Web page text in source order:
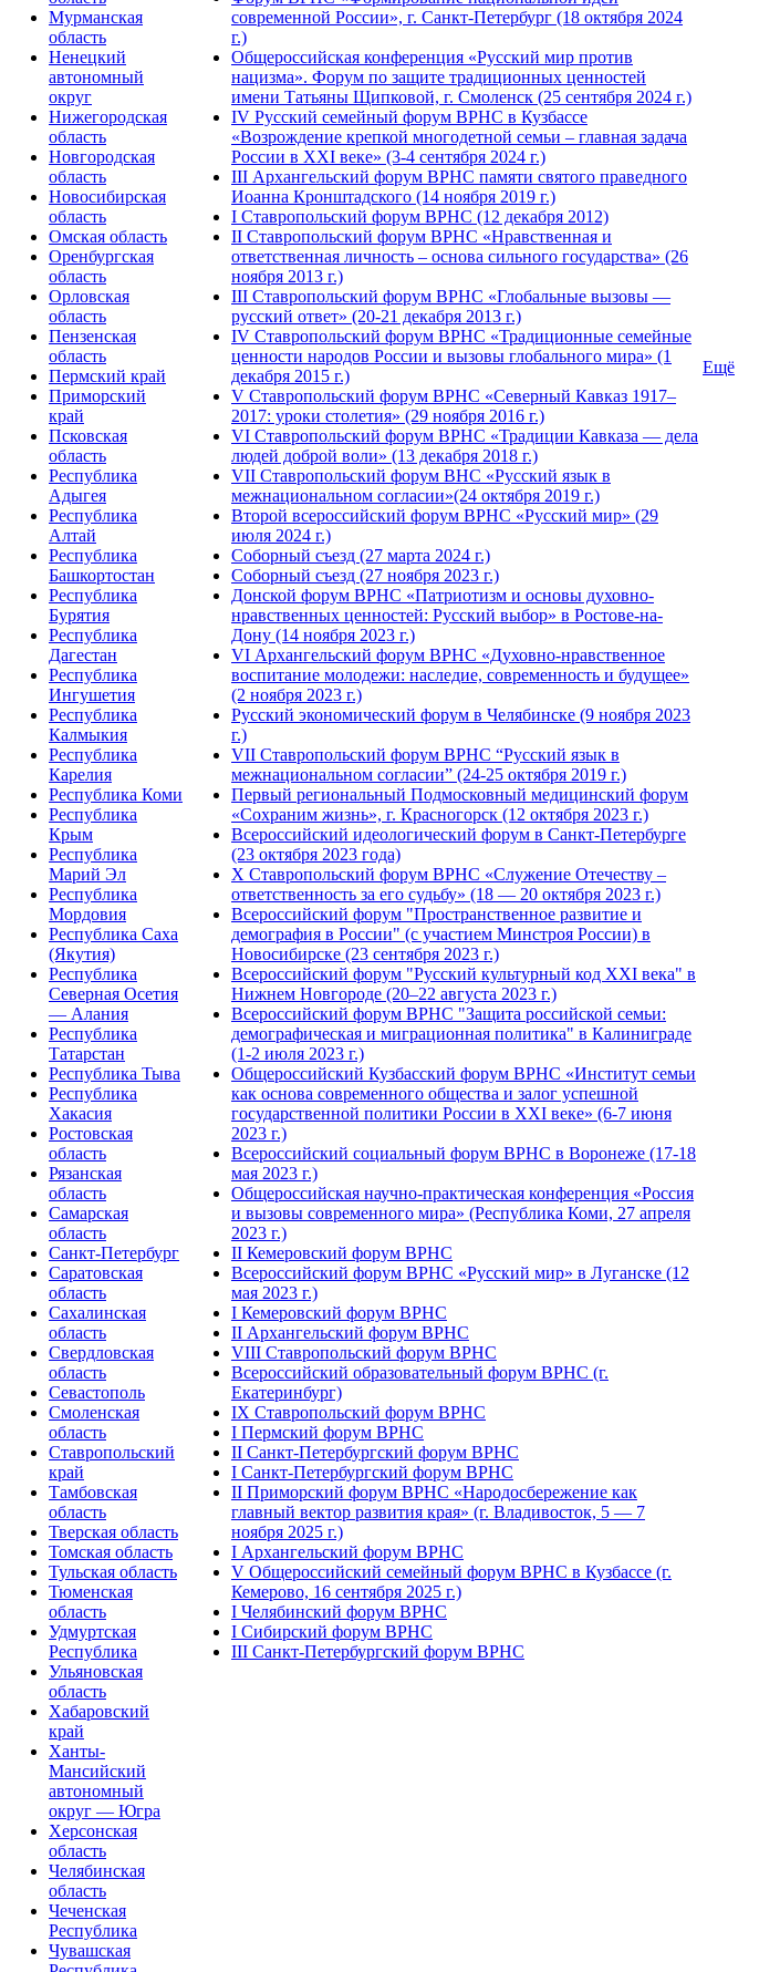
Мурманская
область
Ненецкий
автономный
округ
Нижегородская
область
Новгородская
область
Новосибирская
область
Омская область
Оренбургская
область
Орловская
область
Пензенская
область
Пермский край
Приморский
край
Псковская
область
Республика
Адыгея
Республика
Алтай
Республика
Башкортостан
Республика
Бурятия
Республика
Дагестан
Республика
Ингушетия
Республика
Калмыкия
Республика
Карелия
Республика Коми
Республика
Крым
Республика
Марий Эл
Республика
Мордовия
Республика Саха
(Якутия)
Республика
Северная Осетия
— Алания
Республика
Татарстан
Республика Тыва
Республика
Хакасия
Ростовская
область
Рязанская
область
Самарская
область
Санкт-Петербург
Саратовская
область
Сахалинская
область
Свердловская
область
Севастополь
Смоленская
область
Ставропольский
край
Тамбовская
область
Тверская область
Томская область
Тульская область
Тюменская
область
Удмуртская
Республика
Ульяновская
область
Хабаровский
край
Ханты-
Мансийский
автономный
округ — Югра
Херсонская
область
Челябинская
область
Чеченская
Республика
Чувашская
современной России», г. Санкт-Петербург (18 октября 2024
г.)
Общероссийская конференция «Русский мир против
нацизма». Форум по защите традиционных ценностей
имени Татьяны Щипковой, г. Смоленск (25 сентября 2024 г.)
IV Русский семейный форум ВРНС в Кузбассе
«Возрождение крепкой многодетной семьи – главная задача
России в XXI веке» (3-4 сентября 2024 г.)
III Архангельский форум ВРНС памяти святого праведного
Иоанна Кронштадского (14 ноября 2019 г.)
I Ставропольский форум ВРНС (12 декабря 2012)
II Ставропольский форум ВРНС «Нравственная и
ответственная личность – основа сильного государства» (26
ноября 2013 г.)
III Ставропольский форум ВРНС «Глобальные вызовы —
русский ответ» (20-21 декабря 2013 г.)
IV Ставропольский форум ВРНС «Традиционные семейные
ценности народов России и вызовы глобального мира» (1
декабря 2015 г.)
V Ставропольский форум ВРНС «Северный Кавказ 1917–
2017: уроки столетия» (29 ноября 2016 г.)
VI Ставропольский форум ВРНС «Традиции Кавказа — дела
людей доброй воли» (13 декабря 2018 г.)
VII Ставропольский форум ВHС «Русский язык в
межнациональном согласии»(24 октября 2019 г.)
Второй всероссийский форум ВРНС «Русский мир» (29
июля 2024 г.)
Соборный съезд (27 марта 2024 г.)
Соборный съезд (27 ноября 2023 г.)
Донской форум ВРНС «Патриотизм и основы духовно-
нравственных ценностей: Русский выбор» в Ростове-на-
Дону (14 ноября 2023 г.)
VI Архангельский форум ВРНС «Духовно-нравственное
воспитание молодежи: наследие, современность и будущее»
(2 ноября 2023 г.)
Русский экономический форум в Челябинске (9 ноября 2023
г.)
VII Ставропольский форум ВРНС “Русский язык в
межнациональном согласии” (24-25 октября 2019 г.)
Первый региональный Подмосковный медицинский форум
«Сохраним жизнь», г. Красногорск (12 октября 2023 г.)
Всероссийский идеологический форум в Санкт-Петербурге
(23 октября 2023 года)
X Ставропольский форум ВРНС «Служение Отечеству –
ответственность за его судьбу» (18 — 20 октября 2023 г.)
Всероссийский форум "Пространственное развитие и
демография в России" (с участием Минстроя России) в
Новосибирске (23 сентября 2023 г.)
Всероссийский форум "Русский культурный код XXI века" в
Нижнем Новгороде (20–22 августа 2023 г.)
Всероссийский форум ВРНС "Защита российской семьи:
демографическая и миграционная политика" в Калиниграде
(1-2 июля 2023 г.)
Общероссийский Кузбасский форум ВРНС «Институт семьи
как основа современного общества и залог успешной
государственной политики России в ХХI веке» (6-7 июня
2023 г.)
Всероссийский социальный форум ВРНС в Воронеже (17-18
мая 2023 г.)
Общероссийская научно-практическая конференция «Россия
и вызовы современного мира» (Республика Коми, 27 апреля
2023 г.)
II Кемеровский форум ВРНС
Всероссийский форум ВРНС «Русский мир» в Луганске (12
мая 2023 г.)
I Кемеровский форум ВРНС
II Архангельский форум ВРНС
VIII Ставропольский форум ВРНС
Всероссийский образовательный форум ВРНС (г.
Екатеринбург)
IX Ставропольский форум ВРНС
I Пермский форум ВРНС
II Санкт-Петербургский форум ВРНС
I Санкт-Петербургский форум ВРНС
II Приморский форум ВРНС «Народосбережение как
главный вектор развития края» (г. Владивосток, 5 — 7
ноября 2025 г.)
I Архангельский форум ВРНС
V Общероссийский семейный форум ВРНС в Кузбассе (г.
Кемерово, 16 сентября 2025 г.)
I Челябинский форум ВРНС
I Сибирский форум ВРНС
III Санкт-Петербургский форум ВРНС
Ещё